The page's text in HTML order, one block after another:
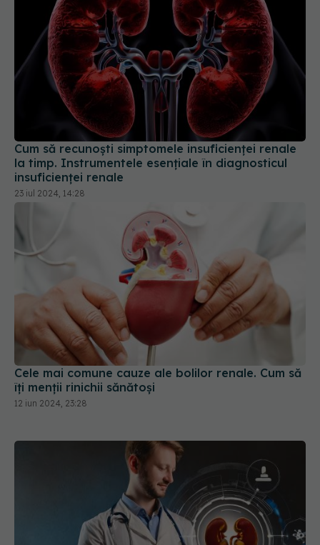
Cum să recunoști simptomele insuficienței renale
la timp. Instrumentele esențiale în diagnosticul
insuficienței renale
23 iul 2024, 14:28
Cele mai comune cauze ale bolilor renale. Cum să
îți menții rinichii sănătoși
12 iun 2024, 23:28